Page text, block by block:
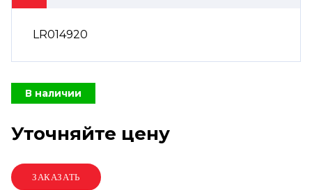
LR014920
В наличии
Уточняйте цену